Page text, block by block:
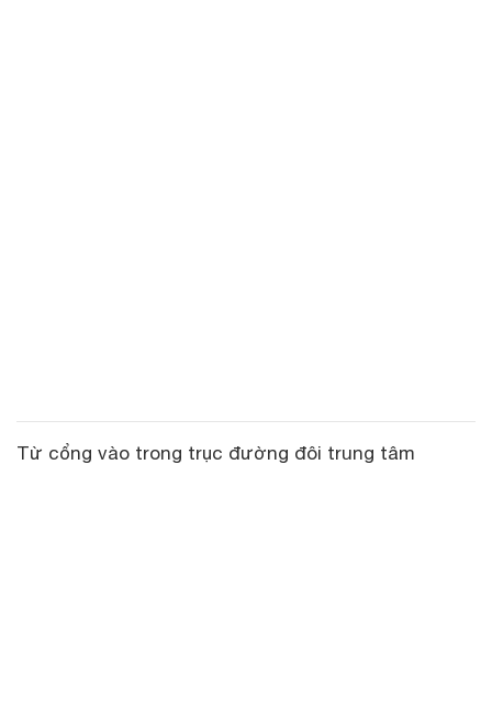
Từ cổng vào trong trục đường đôi trung tâm